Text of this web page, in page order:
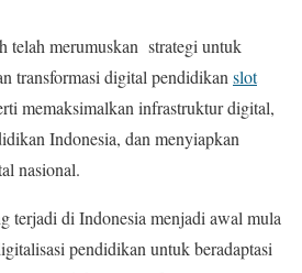
telah merumuskan strategi untuk
transformasi digital pendidikan slot
memaksimalkan infrastruktur digital,
Indonesia, dan menyiapkan
nasional.
terjadi di Indonesia menjadi awal mula
pendidikan untuk beradaptasi